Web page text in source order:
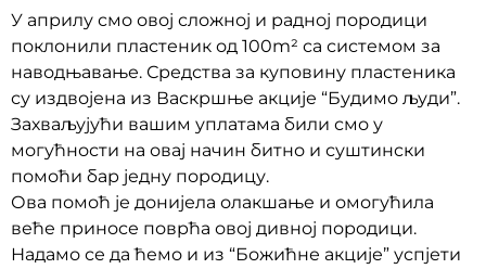
У априлу смо овој сложној и радној породици
поклонили пластеник од 100m² са системом за
наводњавање. Средства за куповину пластеника
су издвојена из Васкршње акције “Будимо људи”.
Захваљујући вашим уплатама били смо у
могућности на овај начин битно и суштински
помоћи бар једну породицу.
Ова помоћ је донијела олакшање и омогућила
веће приносе поврћа овој дивној породици.
Надамо се да ћемо и из “Божићне акције” успјети